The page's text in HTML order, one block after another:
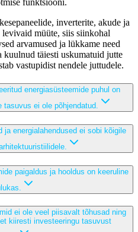
funktsiooni.
inverterite, akude ja
levivaid müüte, siis siinkohal
arvamused ja lükkame need
kuulnud täiesti uskumatuid jutte
vastupidist nendele juttudele.
energiasüsteemide puhul on
tasuvus ei ole põhjendatud.
ja energialahendused ei sobi kõigile
paigaldus ja hooldus on keeruline
ei ole veel piisavalt tõhusad ning
kiiresti investeeringu tasuvust